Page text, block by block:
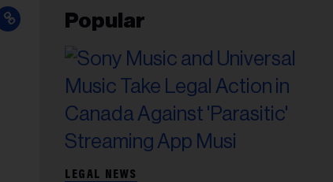
Popular
LEGAL NEWS